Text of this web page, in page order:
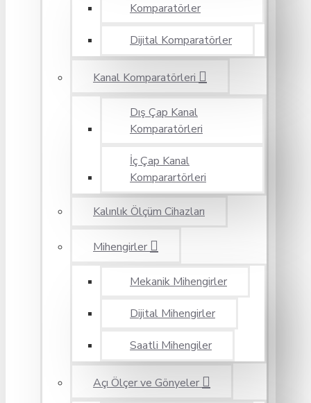
Komparatörler
Dijital Komparatörler
Kanal Komparatörleri
Dış Çap Kanal
Komparatörleri
İç Çap Kanal
Komparartörleri
Kalınlık Ölçüm Cihazları
Mihengirler
Mekanik Mihengirler
Dijital Mihengirler
Saatli Mihengiler
Açı Ölçer ve Gönyeler